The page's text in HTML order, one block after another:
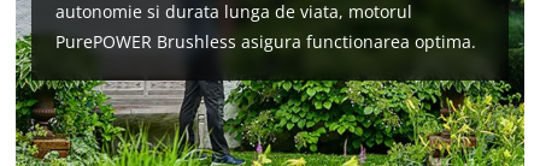
autonomie si durata lunga de viata, motorul
PurePOWER Brushless asigura functionarea optima.